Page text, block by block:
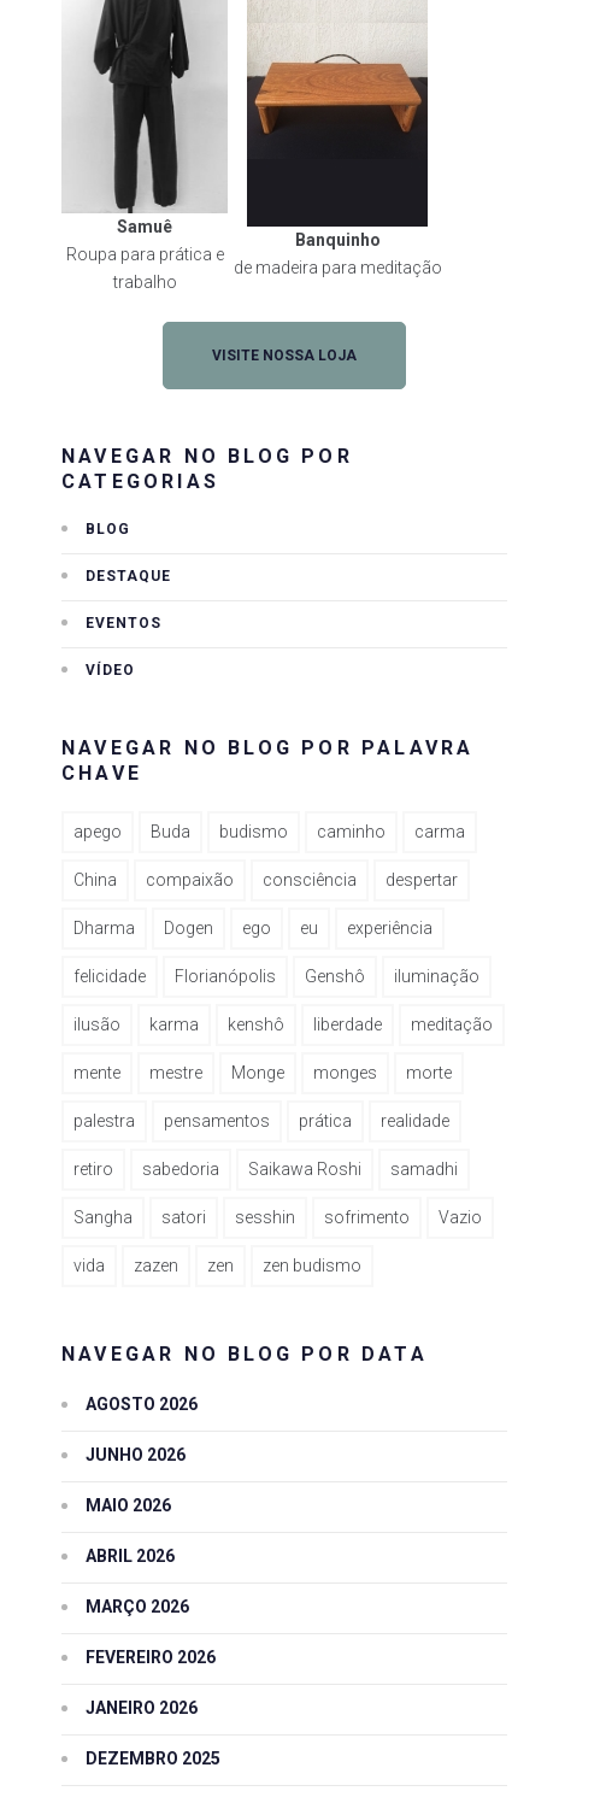
Samuê
Roupa para prática e
trabalho
Banquinho
de madeira para meditação
VISITE NOSSA LOJA
NAVEGAR NO BLOG POR
CATEGORIAS
BLOG
DESTAQUE
EVENTOS
VÍDEO
NAVEGAR NO BLOG POR PALAVRA
CHAVE
apego Buda budismo caminho carma
China compaixão consciência despertar
Dharma Dogen ego eu experiência
felicidade Florianópolis Genshô iluminação
ilusão karma kenshô liberdade meditação
mente mestre Monge monges morte
palestra pensamentos prática realidade
retiro sabedoria Saikawa Roshi samadhi
Sangha satori sesshin sofrimento Vazio
vida zazen zen zen budismo
NAVEGAR NO BLOG POR DATA
AGOSTO 2026
JUNHO 2026
MAIO 2026
ABRIL 2026
MARÇO 2026
FEVEREIRO 2026
JANEIRO 2026
DEZEMBRO 2025